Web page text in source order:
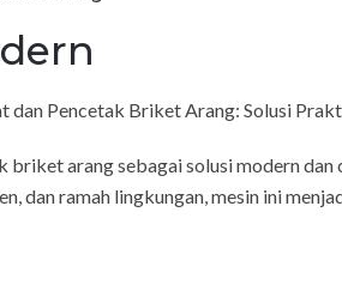
dan Pencetak Briket Arang: Solusi
arang sebagai solusi modern
dan ramah lingkungan, mesin ini